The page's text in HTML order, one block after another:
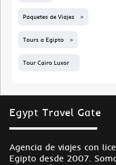
Paquetes de Viajes
Tours a Egipto
Tour Cairo Luxor
Egypt Travel Gate
Agencia de viajes con
Egipto desde 2007.